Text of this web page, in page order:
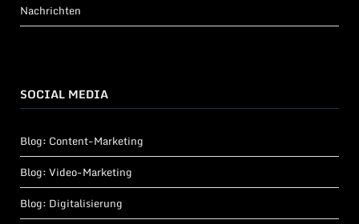
Nachrichten
SOCIAL MEDIA
Blog: Content-Marketing
Blog: Video-Marketing
Blog: Digitalisierung